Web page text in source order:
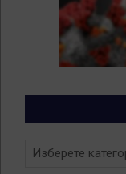
Categories